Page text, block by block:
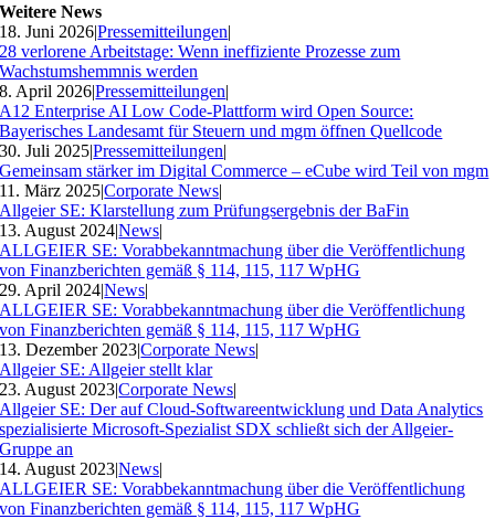
Weitere News
18. Juni 2026|Pressemitteilungen|
28 verlorene Arbeitstage: Wenn ineffiziente Prozesse zum
Wachstumshemmnis werden
8. April 2026|Pressemitteilungen|
A12 Enterprise AI Low Code-Plattform wird Open Source:
Bayerisches Landesamt für Steuern und mgm öffnen Quellcode
30. Juli 2025|Pressemitteilungen|
Gemeinsam stärker im Digital Commerce – eCube wird Teil von mgm
11. März 2025|Corporate News|
Allgeier SE: Klarstellung zum Prüfungsergebnis der BaFin
13. August 2024|News|
ALLGEIER SE: Vorabbekanntmachung über die Veröffentlichung
von Finanzberichten gemäß § 114, 115, 117 WpHG
29. April 2024|News|
ALLGEIER SE: Vorabbekanntmachung über die Veröffentlichung
von Finanzberichten gemäß § 114, 115, 117 WpHG
13. Dezember 2023|Corporate News|
Allgeier SE: Allgeier stellt klar
23. August 2023|Corporate News|
Allgeier SE: Der auf Cloud-Softwareentwicklung und Data Analytics
spezialisierte Microsoft-Spezialist SDX schließt sich der Allgeier-
Gruppe an
14. August 2023|News|
ALLGEIER SE: Vorabbekanntmachung über die Veröffentlichung
von Finanzberichten gemäß § 114, 115, 117 WpHG